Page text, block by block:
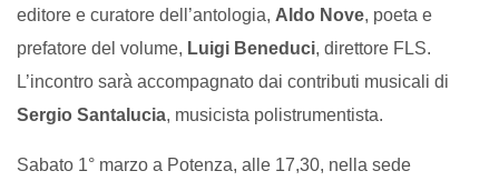
editore e curatore dell’antologia, Aldo Nove, poeta e
prefatore del volume, Luigi Beneduci, direttore FLS.
L’incontro sarà accompagnato dai contributi musicali di
Sergio Santalucia, musicista polistrumentista.
Sabato 1° marzo a Potenza, alle 17,30, nella sede